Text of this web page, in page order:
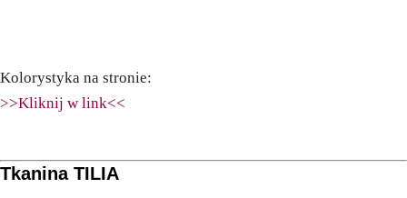
Kolorystyka na stronie:
>>Kliknij w link<<
Tkanina TILIA